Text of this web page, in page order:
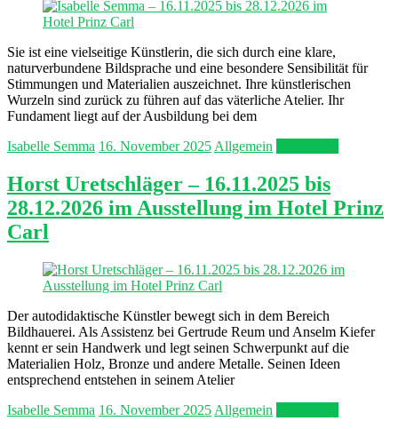
Sie ist eine vielseitige Künstlerin, die sich durch eine klare,
naturverbundene Bildsprache und eine besondere Sensibilität für
Stimmungen und Materialien auszeichnet. Ihre künstlerischen
Wurzeln sind zurück zu führen auf das väterliche Atelier. Ihr
Fundament liegt auf der Ausbildung bei dem
Isabelle Semma 16. November 2025 Allgemein
Horst Uretschläger – 16.11.2025 bis
28.12.2026 im Ausstellung im Hotel Prinz
Carl
Der autodidaktische Künstler bewegt sich in dem Bereich
Bildhauerei. Als Assistenz bei Gertrude Reum und Anselm Kiefer
kennt er sein Handwerk und legt seinen Schwerpunkt auf die
Materialien Holz, Bronze und andere Metalle. Seinen Ideen
entsprechend entstehen in seinem Atelier
Isabelle Semma 16. November 2025 Allgemein